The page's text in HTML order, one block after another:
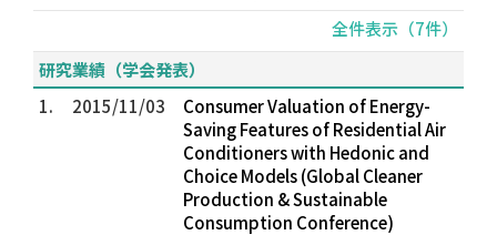
全件表示（7件）
研究業績（学会発表）
1.
2015/11/03
Consumer Valuation of Energy-
Saving Features of Residential Air
Conditioners with Hedonic and
Choice Models (Global Cleaner
Production & Sustainable
Consumption Conference)